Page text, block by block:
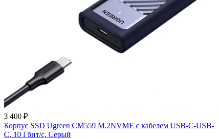
3 400 ₽
Корпус SSD Ugreen CM559 M.2NVME с кабелем USB-C-USB-
C, 10 Гбит/с, Серый